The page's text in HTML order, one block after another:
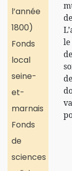
l’année
1800)
Fonds
local
seine-
et-
marnais
Fonds
de
sciences
le